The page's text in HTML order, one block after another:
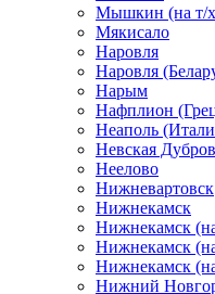
Мышкин (на т/
Мякисало
Наровля
Наровля
Нарым
Нафплион
Неаполь
Невская
Неелово
Нижневартовск
Нижнекамск
Нижнекамск
Нижнекамск
Нижнекамск
Нижний